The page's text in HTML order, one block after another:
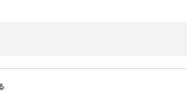
満足いただくことができ、光栄でございます。